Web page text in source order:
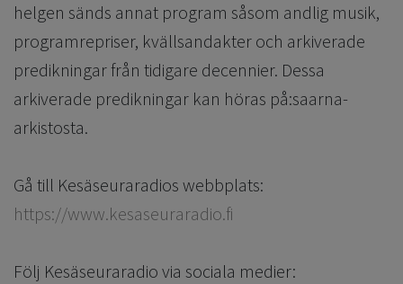
helgen sänds annat program såsom andlig musik,
programrepriser, kvällsandakter och arkiverade
predikningar från tidigare decennier. Dessa
arkiverade predikningar kan höras på:saarna-
arkistosta.
Gå till Kesäseuraradios webbplats:
https://www.kesaseuraradio.fi
Följ Kesäseuraradio via sociala medier: